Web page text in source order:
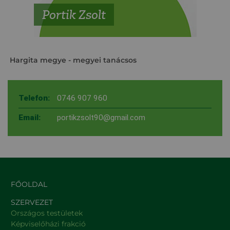
Portik Zsolt
Hargita megye - megyei tanácsos
Telefon: 0746 907 960
Email: portikzsolt90@gmail.com
FŐOLDAL
SZERVEZET
Országos testületek
Képviselőházi frakció